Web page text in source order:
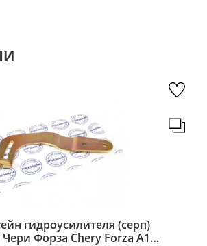
гидроусилителя (серп)
Чери Форза Chery Forza A11-